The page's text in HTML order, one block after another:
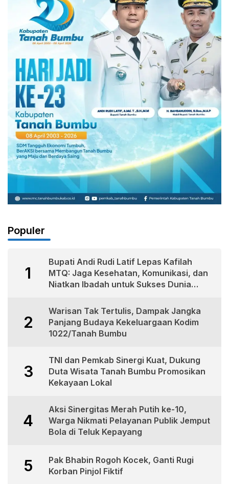
Populer
1
Bupati Andi Rudi Latif Lepas Kafilah
MTQ: Jaga Kesehatan, Komunikasi, dan
Niatkan Ibadah untuk Sukses Dunia
2
Warisan Tak Tertulis, Dampak Jangka
Panjang Budaya Kekeluargaan Kodim
1022/Tanah Bumbu
3
TNI dan Pemkab Sinergi Kuat, Dukung
Duta Wisata Tanah Bumbu Promosikan
Kekayaan Lokal
4
Aksi Sinergitas Merah Putih ke-10,
Warga Nikmati Pelayanan Publik Jemput
Bola di Teluk Kepayang
5
Pak Bhabin Rogoh Kocek, Ganti Rugi
Korban Pinjol Fiktif